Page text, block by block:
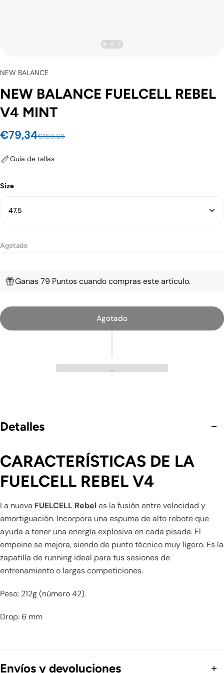
NEW BALANCE
NEW BALANCE FUELCELL REBEL
V4 MINT
€79,34€158,68
Guía de tallas
Size
47.5
Agotado
Ganas 79 Puntos cuando compras este artículo.
Agotado
Detalles
CARACTERÍSTICAS DE LA
FUELCELL REBEL V4
La nueva FUELCELL Rebeles la fusión entre velocidad y
amortiguación. Incorpora una espuma de alto rebote que
ayuda a tener una energía explosiva en cada pisada. El
empeine se mejora, siendo de punto técnico muy ligero. Es la
zapatilla de running ideal para tus sesiones de
entrenamiento o largas competiciones.
Peso: 212g (número 42).
Drop: 6 mm
Envíos y devoluciones